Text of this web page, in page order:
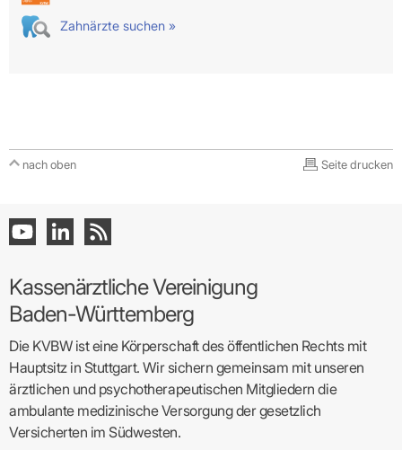
Zahnärzte suchen »
nach oben Seite drucken
Kassenärztliche Vereinigung
Baden-Württemberg
Die KVBW ist eine Körperschaft des öffentlichen Rechts mit
Hauptsitz in Stuttgart. Wir sichern gemeinsam mit unseren
ärztlichen und psychotherapeutischen Mitgliedern die
ambulante medizinische Versorgung der gesetzlich
Versicherten im Südwesten.